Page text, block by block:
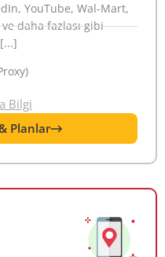
YouTube, Wal-Mart,
daha fazlası gibi
Bilgi
Planlar